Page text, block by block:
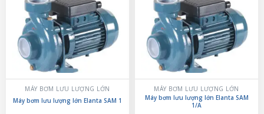
MÁY BƠM LƯU LƯỢNG LỚN
Máy bơm lưu lượng lớn Elanta SAM 1
MÁY BƠM LƯU LƯỢNG LỚN
Máy bơm lưu lượng lớn Elanta SAM
1/A